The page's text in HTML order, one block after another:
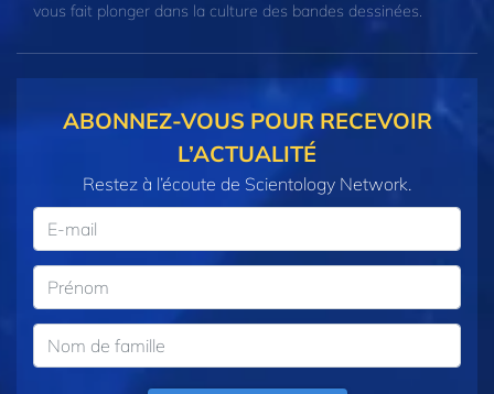
vous fait plonger dans la culture des bandes dessinées.
ABONNEZ-VOUS POUR RECEVOIR
L’ACTUALITÉ
Restez à l’écoute de Scientology Network.